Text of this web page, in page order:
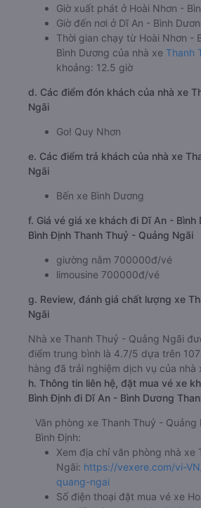
Giờ xuất phát ở Hoài Nhơn -
Giờ đến nơi ở Dĩ An - Bình
Thời gian chạy từ Hoài Nhơn -
Bình Dương của nhà xe Thanh
khoảng: 12.5 giờ
d. Các điểm đón khách của nhà xe
Ngãi
Go! Quy Nhơn
e. Các điểm trả khách của nhà xe
Ngãi
Bến xe Bình Dương
f. Giá vé giá xe khách đi Dĩ An -
Bình Định Thanh Thuỷ - Quảng Ngãi
giường nằm 700000đ/vé
limousine 700000đ/vé
g. Review, đánh giá chất lượng xe
Ngãi
Nhà xe Thanh Thuỷ - Quảng Ngãi
điểm trung bình là 4.7/5 dựa trên
hàng đã trải nghiệm dịch vụ của nhà
h. Thông tin liên hệ, đặt mua vé xe
Bình Định đi Dĩ An - Bình Dương
Văn phòng xe Thanh Thuỷ - Quảng
Bình Định:
Xem địa chỉ văn phòng nhà xe
Ngãi: https://vexere.com/vi-
quang-ngai
Số điện thoại đặt mua vé xe